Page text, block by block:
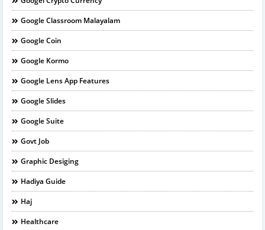
Google Classroom Malayalam
Google Coin
Google Kormo
Google Lens App Features
Google Slides
Google Suite
Govt Job
Graphic Desiging
Hadiya Guide
Haj
Healthcare